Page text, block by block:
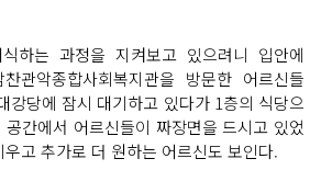
하는 과정을 지켜보고 있으려니 입안에
관악종합사회복지관을 방문한 어르신들
강당에 잠시 대기하고 있다가 1층의 식당으
간에서 어르신들이 짜장면을 드시고 있었
고 추가로 더 원하는 어르신도 보인다.